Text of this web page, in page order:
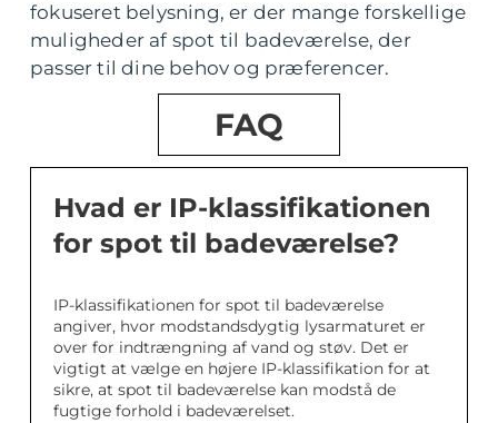
fokuseret belysning, er der mange forskellige
muligheder af spot til badeværelse, der
passer til dine behov og præferencer.
FAQ
Hvad er IP-klassifikationen
for spot til badeværelse?
IP-klassifikationen for spot til badeværelse
angiver, hvor modstandsdygtig lysarmaturet er
over for indtrængning af vand og støv. Det er
vigtigt at vælge en højere IP-klassifikation for at
sikre, at spot til badeværelse kan modstå de
fugtige forhold i badeværelset.